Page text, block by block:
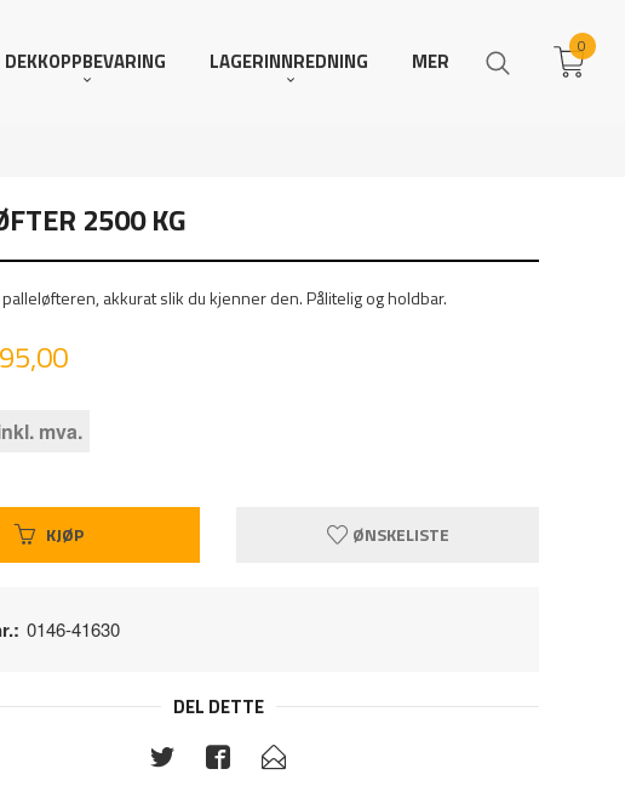
DEKKOPPBEVARING LAGERINNREDNING MER
0
2500 KG
akkurat slik du kjenner den. Pålitelig og holdbar.
mva.
KJØP ØNSKELISTE
0146-41630
DEL DETTE